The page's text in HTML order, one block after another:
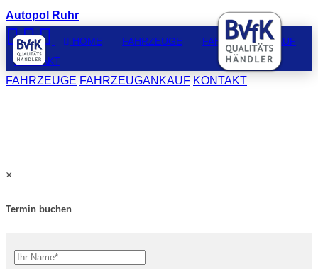
Autopol Ruhr
HOME FAHRZEUGE
FAHRZEUGANKAUF
KONTAKT
FAHRZEUGE FAHRZEUGANKAUF KONTAKT
×
Termin buchen